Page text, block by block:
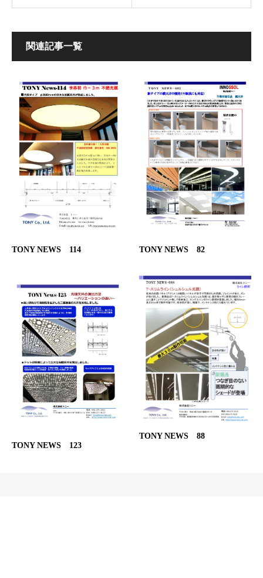
関連記事一覧
TONY NEWS 114 TONY NEWS 82
TONY NEWS 123
TONY NEWS 88